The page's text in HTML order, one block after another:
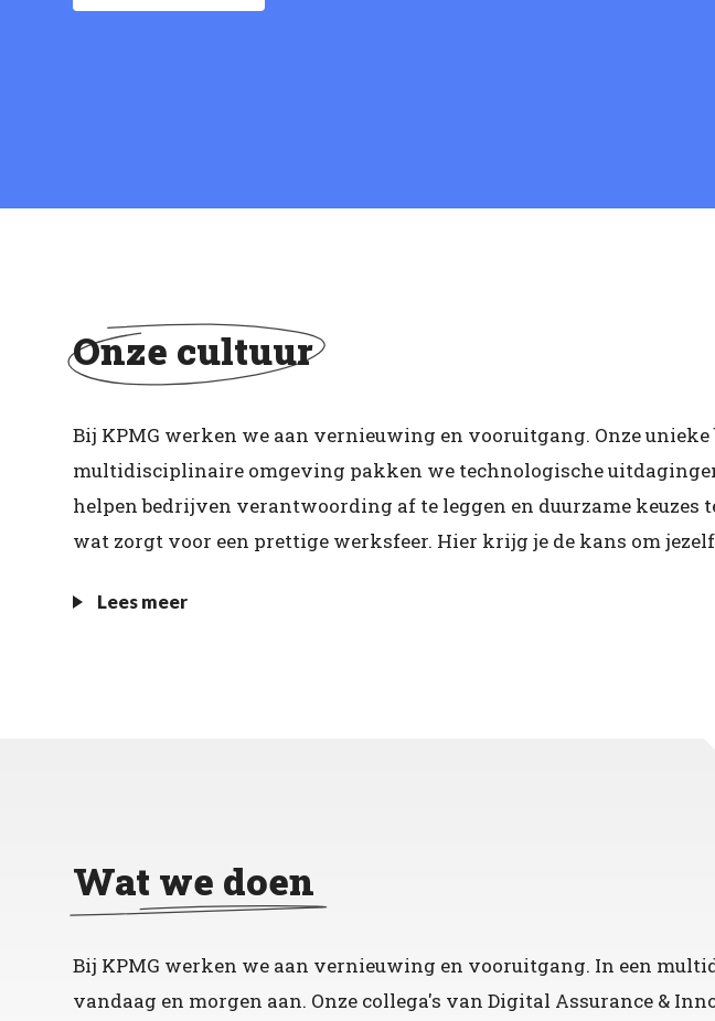
Onze cultuur
Bij KPMG werken we aan vernieuwing en vooruitgang. Onze
multidisciplinaire omgeving pakken we technologische
helpen bedrijven verantwoording af te leggen en duurzame
wat zorgt voor een prettige werksfeer. Hier krijg je de kans om
Lees meer
Wat we doen
Bij KPMG werken we aan vernieuwing en vooruitgang. In een
vandaag en morgen aan. Onze collega's van Digital Assurance &